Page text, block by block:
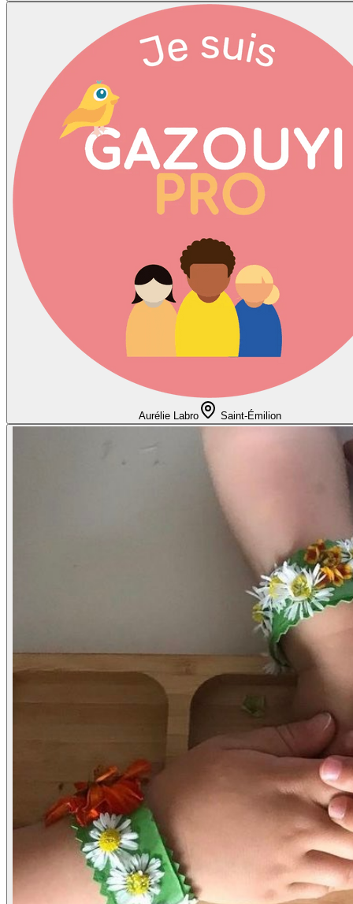
Aurélie Labro Saint-Émilion